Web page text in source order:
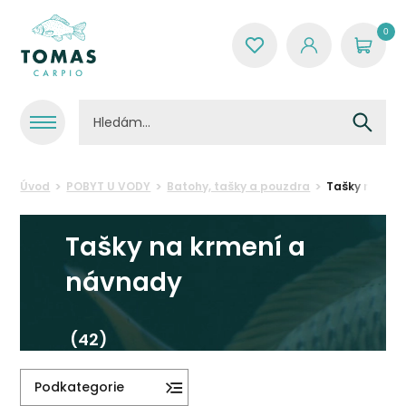
0
Úvod POBYT U VODY Batohy, tašky a pouzdra Tašky na
Tašky na krmení a
návnady
(42)
Podkategorie